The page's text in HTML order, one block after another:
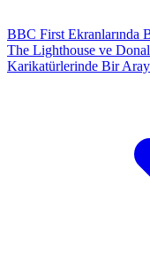
BBC First Ekranlarında
The Lighthouse ve
Karikatürlerinde Bir